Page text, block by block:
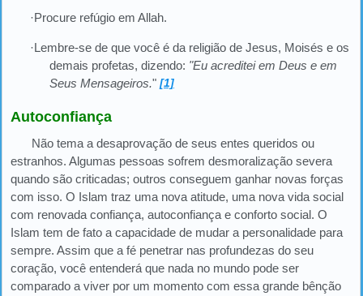
·Procure refúgio em Allah.
·Lembre-se de que você é da religião de Jesus, Moisés e os
demais profetas, dizendo: "Eu acreditei em Deus e em
Seus Mensageiros." [1]
Autoconfiança
Não tema a desaprovação de seus entes queridos ou
estranhos. Algumas pessoas sofrem desmoralização severa
quando são criticadas; outros conseguem ganhar novas forças
com isso. O Islam traz uma nova atitude, uma nova vida social
com renovada confiança, autoconfiança e conforto social. O
Islam tem de fato a capacidade de mudar a personalidade para
sempre. Assim que a fé penetrar nas profundezas do seu
coração, você entenderá que nada no mundo pode ser
comparado a viver por um momento com essa grande bênção